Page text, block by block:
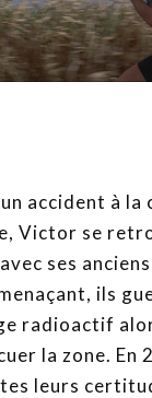
accident à la
Victor se
ses
ils
radioactif
la zone. En
leurs